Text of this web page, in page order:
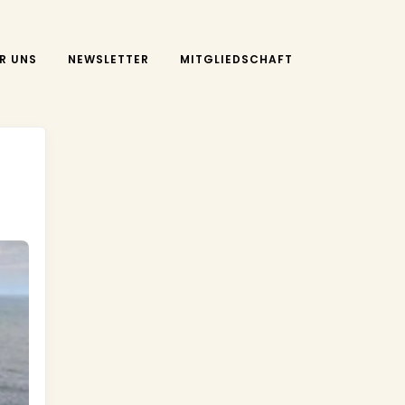
UNS NEWSLETTER MITGLIEDSCHAFT